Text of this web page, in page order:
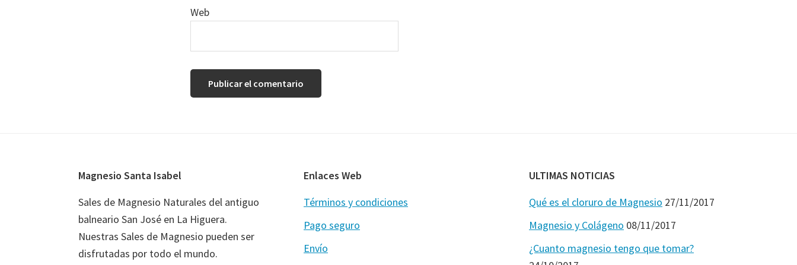
Web
Magnesio Santa Isabel
Sales de Magnesio Naturales del antiguo
balneario San José en La Higuera.
Nuestras Sales de Magnesio pueden ser
disfrutadas por todo el mundo.
Enlaces Web
Términos y condiciones
Pago seguro
Envío
ULTIMAS NOTICIAS
Qué es el cloruro de Magnesio 27/11/2017
Magnesio y Colágeno 08/11/2017
¿Cuanto magnesio tengo que tomar?